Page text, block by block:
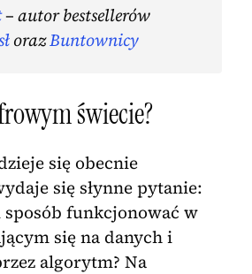
– autor bestsellerów
orazBuntownicy
świecie?
się obecnie
się słynne pytanie:
sposób funkcjonować w
się na danych i
algorytm? Na